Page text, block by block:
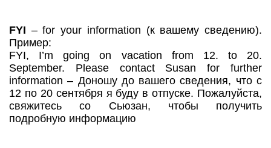
FYI – for your information (к вашему сведению).
Пример:
FYI, I’m going on vacation from 12. to 20.
September. Please contact Susan for further
information – Доношу до вашего сведения, что с
12 по 20 сентября я буду в отпуске. Пожалуйста,
свяжитесь со Сьюзан, чтобы получить
подробную информацию